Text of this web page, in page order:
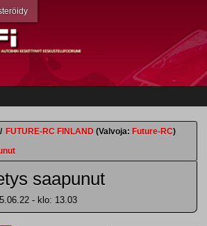
/ FUTURE-RC FINLAND (Valvoja: Future-RC)
saapunut
- klo: 13.03